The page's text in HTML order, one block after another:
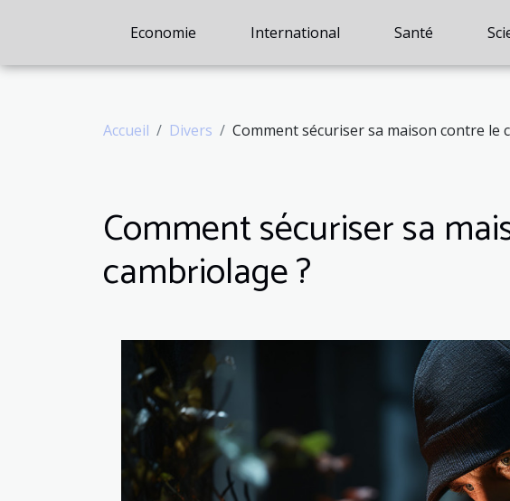
Economie International Santé
Accueil Divers Comment sécuriser sa maison contre le
Comment sécuriser sa
cambriolage ?